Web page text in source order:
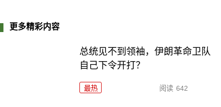
更多精彩内容
总统见不到领袖，伊朗革命卫队
自己下令开打？
最热 阅读 642